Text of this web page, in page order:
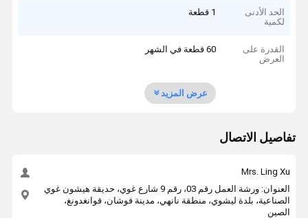
الحد الأدنى
لكمية
1 قطعة
القدرة على
العرض
60 قطعة في الشهر
عرض المزيد
تفاصيل الاتصال
Mrs. Ling Xu
العنوان: ورشة العمل رقم 03، رقم 9 شارع غوي، حديقة هيشون غوي
الصناعية، بلدة ليشوي، منطقة نانهي، مدينة فوشان، قوانغدونغ،
الصين